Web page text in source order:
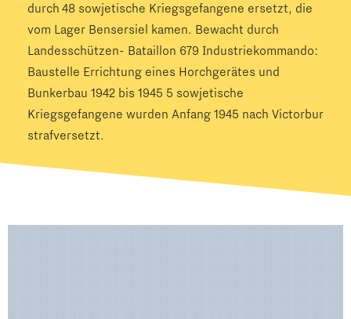
durch 48 sowjetische Kriegsgefangene ersetzt, die
vom Lager Bensersiel kamen. Bewacht durch
Landesschützen- Bataillon 679 Industriekommando:
Baustelle Errichtung eines Horchgerätes und
Bunkerbau 1942 bis 1945 5 sowjetische
Kriegsgefangene wurden Anfang 1945 nach Victorbur
strafversetzt.